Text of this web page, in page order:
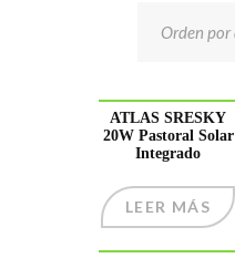
ATLAS SRESKY
20W Pastoral Solar
Integrado
LEER MÁS